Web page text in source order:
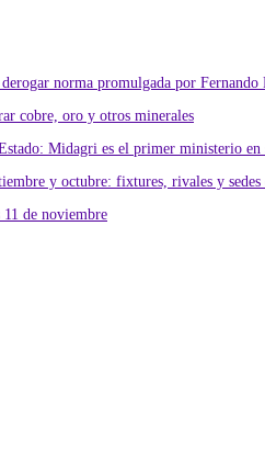
norma promulgada por Fernando
cobre, oro y otros minerales
Midagri es el primer ministerio en
y octubre: fixtures, rivales y
de noviembre